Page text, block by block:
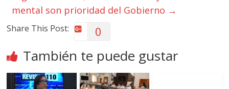
mental son prioridad del Gobierno →
Share This Post: 0
También te puede gustar